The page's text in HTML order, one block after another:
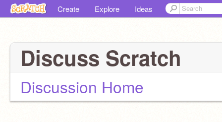
Create Explore Ideas
Discuss Scratch
Discussion Home